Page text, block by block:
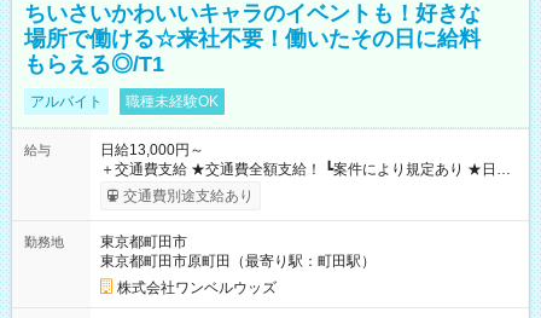
ちいさいかわいいキャラのイベントも！好きな
場所で働ける☆来社不要！働いたその日に給料
もらえる◎/T1
アルバイト 職種未経験OK
給与
日給13,000円～
＋交通費支給 ★交通費全額支給！ ┗案件により規定あり ★日払
いOK！（規定あり） ┗働いたその日に現金GET♪ お仕事後はコ
ンビニATMから 日払い分を引き落とせます！ 【試用期間】試
交通費別途支給あり
勤務地
東京都町田市
東京都町田市原町田（最寄り駅：町田駅）
株式会社ワンベルウッズ